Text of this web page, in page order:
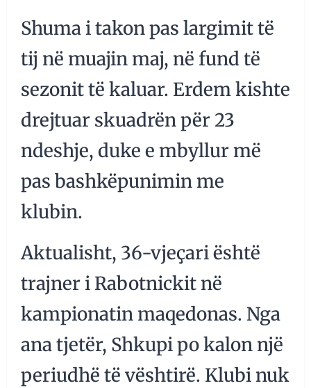
Shuma i takon pas largimit të
tij në muajin maj, në fund të
sezonit të kaluar. Erdem kishte
drejtuar skuadrën për 23
ndeshje, duke e mbyllur më
pas bashkëpunimin me
klubin.
Aktualisht, 36-vjeçari është
trajner i Rabotnickit në
kampionatin maqedonas. Nga
ana tjetër, Shkupi po kalon një
periudhë të vështirë. Klubi nuk